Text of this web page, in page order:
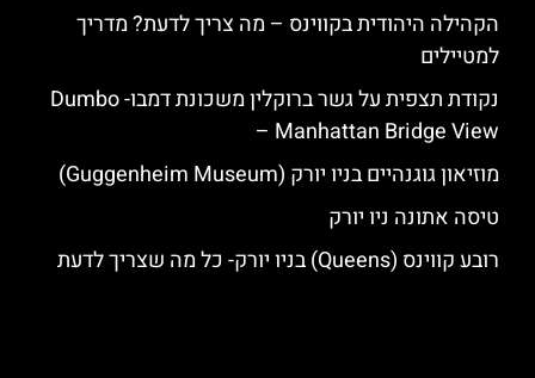
הקהילה היהודית בקווינס – מה צריך לדעת? מדריך
למטיילים
נקודת תצפית על גשר ברוקלין משכונת דמבו- Dumbo
– Manhattan Bridge View
מוזיאון גוגנהיים בניו יורק (Guggenheim Museum)
טיסה אתונה ניו יורק
רובע קווינס (Queens) בניו יורק- כל מה שצריך לדעת